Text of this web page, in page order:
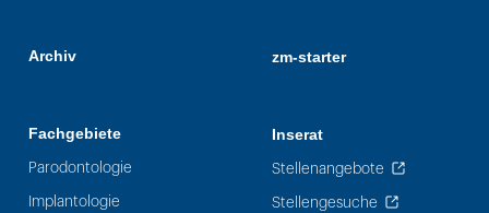
Archiv
Fachgebiete
Parodontologie
Implantologie
zm-starter
Inserat
Stellenangebote
Stellengesuche